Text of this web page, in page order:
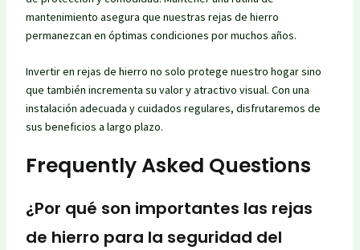
mantenimiento asegura que nuestras rejas de hierro
permanezcan en óptimas condiciones por muchos años.
Invertir en rejas de hierro no solo protege nuestro hogar sino
que también incrementa su valor y atractivo visual. Con una
instalación adecuada y cuidados regulares, disfrutaremos de
sus beneficios a largo plazo.
Frequently Asked Questions
¿Por qué son importantes las rejas
de hierro para la seguridad del